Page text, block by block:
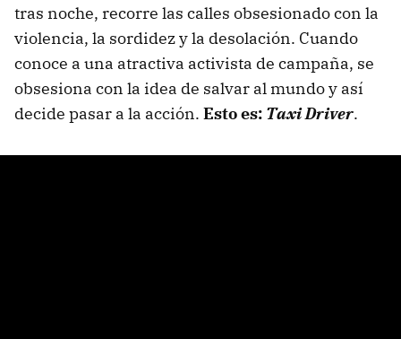
tras noche, recorre las calles obsesionado con la
violencia, la sordidez y la desolación. Cuando
conoce a una atractiva activista de campaña, se
obsesiona con la idea de salvar al mundo y así
decide pasar a la acción. Esto es: Taxi Driver.